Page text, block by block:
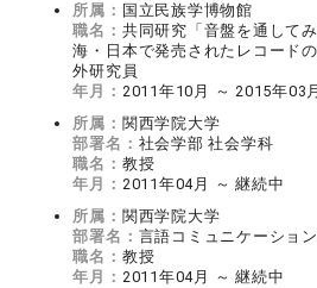
所属： 国立民族学博物館
職名： 共同研究「音盤を通して
海・日本で発売されたレコード
外研究員
年月： 2011年10月 ～ 2015年03月
所属： 関西学院大学
部署名： 社会学部 社会学科
職名： 教授
年月： 2011年04月 ～ 継続中
所属： 関西学院大学
部署名： 言語コミュニケーショ
職名： 教授
年月： 2011年04月 ～ 継続中